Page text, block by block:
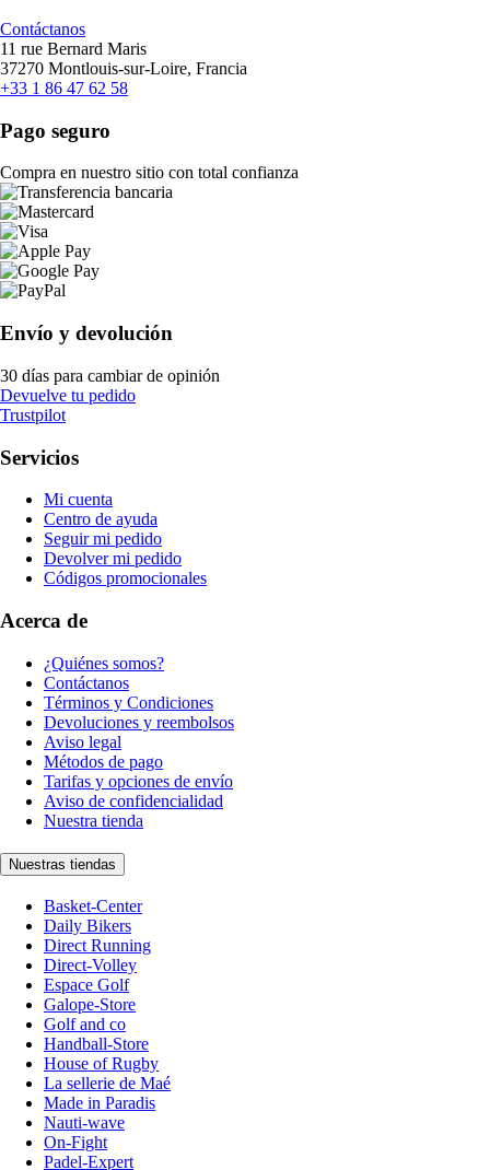
Contáctanos
11 rue Bernard Maris
37270 Montlouis-sur-Loire, Francia
+33 1 86 47 62 58
Pago seguro
Compra en nuestro sitio con total confianza
Envío y devolución
30 días para cambiar de opinión
Devuelve tu pedido
Trustpilot
Servicios
Mi cuenta
Centro de ayuda
Seguir mi pedido
Devolver mi pedido
Códigos promocionales
Acerca de
¿Quiénes somos?
Contáctanos
Términos y Condiciones
Devoluciones y reembolsos
Aviso legal
Métodos de pago
Tarifas y opciones de envío
Aviso de confidencialidad
Nuestra tienda
Nuestras tiendas
Basket-Center
Daily Bikers
Direct Running
Direct-Volley
Espace Golf
Galope-Store
Golf and co
Handball-Store
House of Rugby
La sellerie de Maé
Made in Paradis
Nauti-wave
On-Fight
Padel-Expert